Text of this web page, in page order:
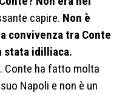
capire. Non è
convivenza tra Conte
stata idilliaca.
Conte ha fatto molta
Napoli e non è un